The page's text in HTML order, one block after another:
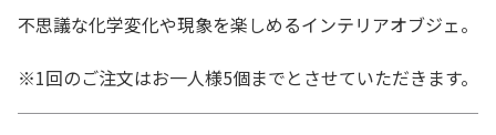
不思議な化学変化や現象を楽しめるインテリアオブジェ。
※1回のご注文はお一人様5個までとさせていただきます。